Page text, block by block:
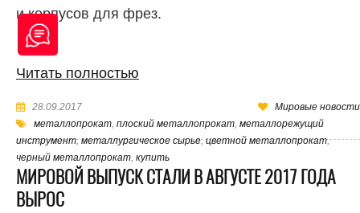
и корпусов для фрез.
Читать полностью
28.09.2017
Мировые новости
металлопрокат, плоский металлопрокат, металлорежущий
инструмент,металлургическое сырье,цветной металлопрокат,
черный металлопрокат, купить
МИРОВОЙ ВЫПУСК СТАЛИ В АВГУСТЕ 2017 ГОДА
ВЫРОС